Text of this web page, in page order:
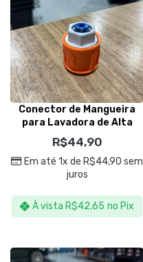
Conector de Mangueira
para Lavadora de Alta
Pressão Wap 4000PSI –
Kers
R$44,90
Em até 1x de R$44,90 sem
juros
À vista R$42,65 no Pix